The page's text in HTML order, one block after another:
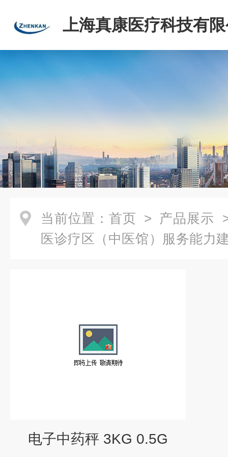
上海真康医疗科技有
当前位置： 首页 > 产品展示
医诊疗区（中医馆）服务能力
电子中药秤 3KG 0.5G